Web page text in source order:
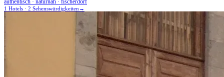
1 Hotels · 2 Sehenswürdigkeiten →